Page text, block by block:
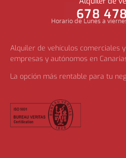
678
Horario de Lunes a
Alquiler de vehículos comerciales
empresas y autónomos en
La opción más rentable para tu